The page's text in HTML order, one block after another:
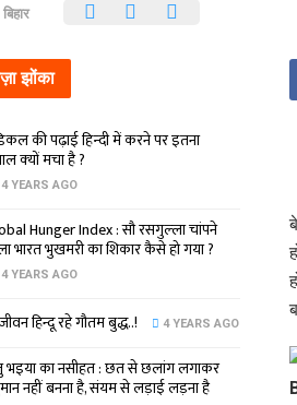
बिहार
झोंका
की पढ़ाई हिन्‍दी में करने पर इतना
क्‍यों मचा है ?
4 YEARS AGO
Hunger Index : सौ रसगुल्‍ला चांपने
भारत भुखमरी का शिकार कैसे हो गया ?
4 YEARS AGO
हिन्दू रहे गौतम बुद्ध..! 4 YEARS AGO
भइया का नसीहत : छत से छलांग लगाकर
नहीं बनना है, संयम से लड़ाई लड़ना है